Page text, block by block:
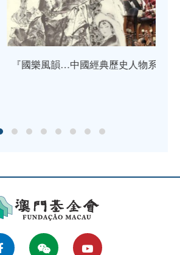
經典歷史人物系列』民族音樂會